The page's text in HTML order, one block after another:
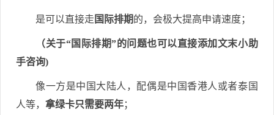
是可以直接走 国际排期的，会极大提高申请速度；
（关于“国际排期”的问题也可以直接添加文末小助
手咨询)
像一方是中国大陆人，配偶是中国香港人或者泰国
人等， 拿绿卡只需要两年；